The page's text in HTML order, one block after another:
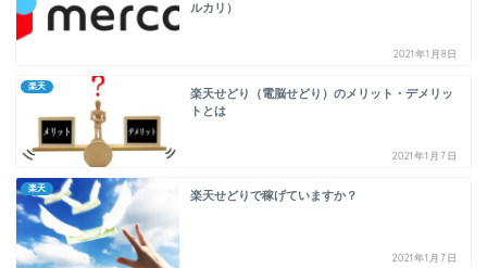
ルカリ）
2021年1月8日
楽天
楽天せどり（電脳せどり）のメリット・デメリッ
トとは
2021年1月7日
楽天
楽天せどりで稼げていますか？
2021年1月7日